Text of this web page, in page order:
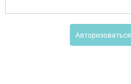
Авторизоваться